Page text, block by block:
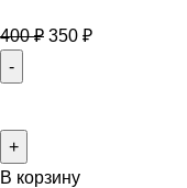
400₽ 350 ₽
В корзину